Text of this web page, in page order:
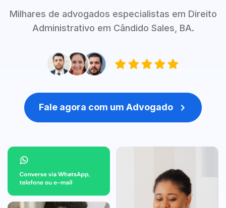
Milhares de advogados especialistas em Direito
Administrativo em Cândido Sales, BA.
Fale agora com um Advogado 